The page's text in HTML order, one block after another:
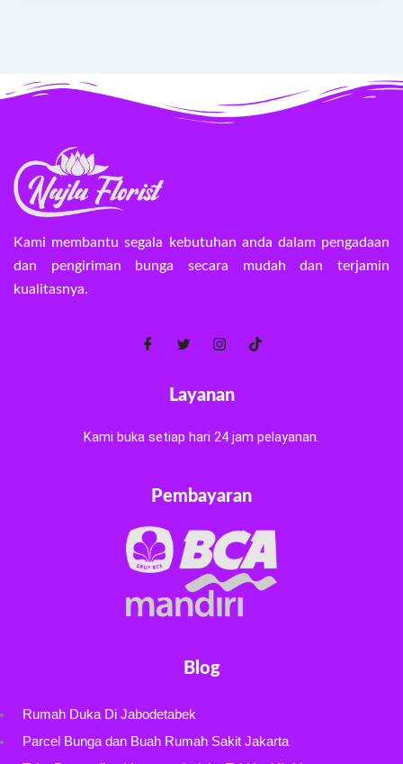
Kami membantu segala kebutuhan anda dalam pengadaan
dan pengiriman bunga secara mudah dan terjamin
kualitasnya.
Layanan
Kami buka setiap hari 24 jam pelayanan.
Pembayaran
Blog
Rumah Duka Di Jabodetabek
Parcel Bunga dan Buah Rumah Sakit Jakarta